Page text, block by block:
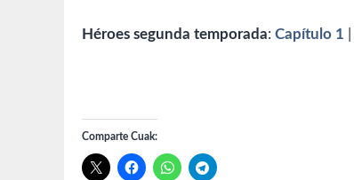
Héroes segunda temporada: Capítulo 1
Comparte Cuak: